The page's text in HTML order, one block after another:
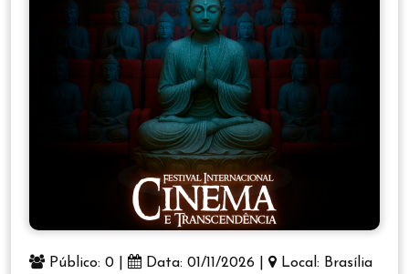
Público: 0 | Data: 01/11/2026 |
Local: Brasília